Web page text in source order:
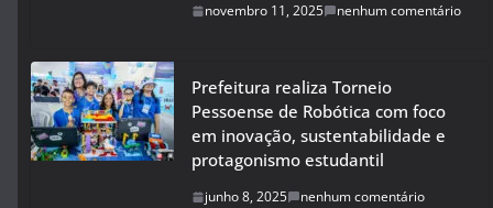
novembro 11, 2025 nenhum comentário
Prefeitura realiza Torneio
Pessoense de Robótica com foco
em inovação, sustentabilidade e
protagonismo estudantil
junho 8, 2025 nenhum comentário